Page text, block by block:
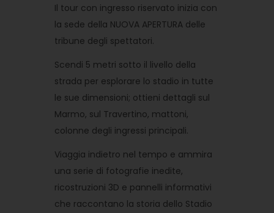
Il tour con ingresso riservato inizia con
la sede della NUOVA APERTURA delle
tribune degli spettatori.
Scendi 5 metri sotto il livello della
strada per esplorare lo stadio in tutte
le sue dimensioni; ottieni dettagli sul
Marmo, sul Travertino, mattoni,
colonne degli ingressi principali.
Viaggia indietro nel tempo e ammira
una serie di fotografie inedite,
ricostruzioni 3D e pannelli informativi
che raccontano la storia dello Stadio